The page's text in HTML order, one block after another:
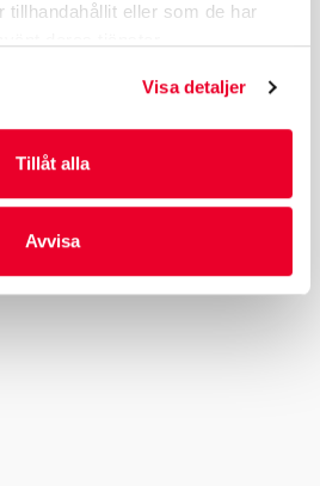
tillhandahållit eller som de har
Visa detaljer
Tillåt alla
Avvisa